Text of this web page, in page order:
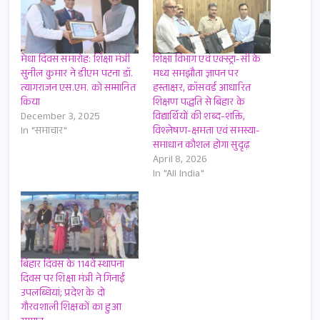
मेधा दिवस समारोह: शिक्षा मंत्री
सुनील कुमार ने डीएम पटना डॉ.
त्यागराजन एस.एम. को सम्मानित
किया
December 3, 2025
In "समाचार"
शिक्षा विभाग एवं एक्स्ट्रा-सी के
मध्य समझौता ज्ञापन पर
हस्ताक्षर, क्रॉसवर्ड आधारित
शिक्षण पद्धति से बिहार के
विद्यार्थियों की शब्द-शक्ति,
विश्लेषण-क्षमता एवं समस्या-
समाधान कौशल होगा सुदृढ़
April 8, 2026
In "All India"
बिहार दिवस के 114वें स्थापना
दिवस पर शिक्षा मंत्री ने गिनाईं
उपलब्धियां; प्रदेश के दो
गौरवशाली शिक्षकों का हुआ